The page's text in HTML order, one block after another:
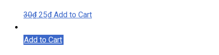
30₫ Original
was:
25₫Current
is:
Add to Cart
Add to Cart